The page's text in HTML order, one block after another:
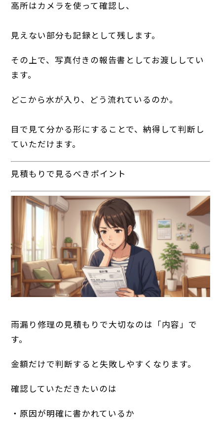
高所はカメラを使って確認し、
見えない部分も記録として残します。
その上で、写真付きの報告書としてお渡ししてい
ます。
どこから水が入り、どう流れているのか。
目で見て分かる形にすることで、納得して判断し
ていただけます。
見積もりで見るべきポイント
雨漏り修理の見積もりで大切なのは「内容」で
す。
金額だけで判断すると失敗しやすくなります。
確認していただきたいのは
・原因が明確に書かれているか